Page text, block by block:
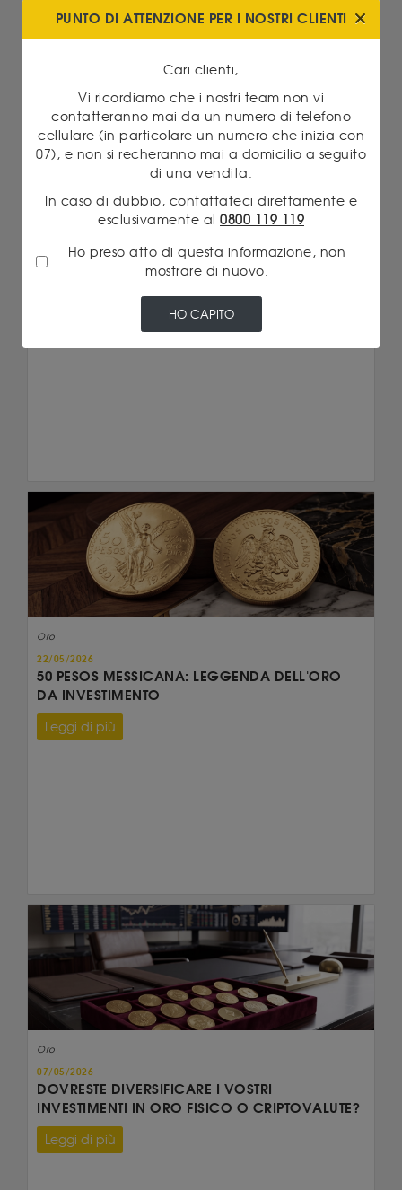
10/06/2026
ORO FISICO O IMMOBILI: QUALE
Oro
22/05/2026
50 PESOS MESSICANA: LEGGENDA DELL'ORO
DA INVESTIMENTO
Leggi di più
Oro
07/05/2026
DOVRESTE DIVERSIFICARE I VOSTRI
INVESTIMENTI IN ORO FISICO O CRIPTOVALUTE?
Leggi di più
PUNTO DI ATTENZIONE PER I NOSTRI CLIENTI
Cari clienti,
Vi ricordiamo che i nostri team non vi
contatteranno mai da un numero di telefono
cellulare (in particolare un numero che inizia con
07), e non si recheranno mai a domicilio a seguito
di una vendita.
In caso di dubbio, contattateci direttamente e
esclusivamente al 0800 119 119
Ho preso atto di questa informazione, non
mostrare di nuovo.
HO CAPITO